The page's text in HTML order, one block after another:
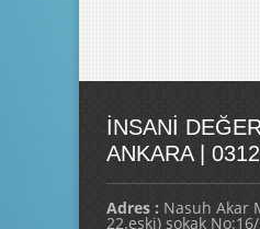
İNSANI
ANKARA |
Adres : Nasuh Akar
22.eski) sokak